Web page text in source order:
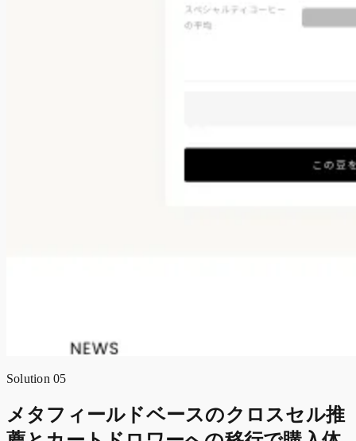
Solution 05
メタフィールドベースのクロスセル推